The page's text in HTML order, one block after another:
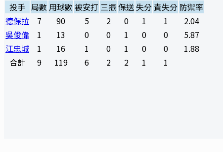
投手 局數 用球數 被安打 三振保送失分責失分 防禦率
德保拉
7 90 5 2 0 1 1
2.04
吳俊偉
1 13 0 0 1 0 0
5.87
江忠城
1 16 1 0 1 0 0
1.88
合計
9 119 6 2 2 1 1